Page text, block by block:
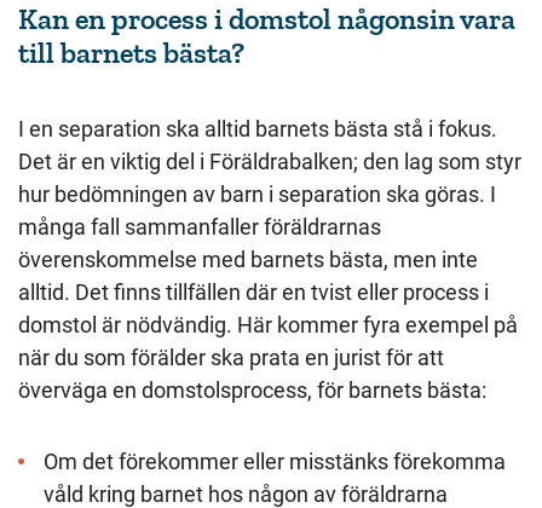
Kan en process i domstol någonsin vara
till barnets bästa?
I en separation ska alltid barnets bästa stå i fokus.
Det är en viktig del i Föräldrabalken; den lag som styr
hur bedömningen av barn i separation ska göras. I
många fall sammanfaller föräldrarnas
överenskommelse med barnets bästa, men inte
alltid. Det finns tillfällen där en tvist eller process i
domstol är nödvändig. Här kommer fyra exempel på
när du som förälder ska prata en jurist för att
överväga en domstolsprocess, för barnets bästa:
Om det förekommer eller misstänks förekomma
våld kring barnet hos någon av föräldrarna